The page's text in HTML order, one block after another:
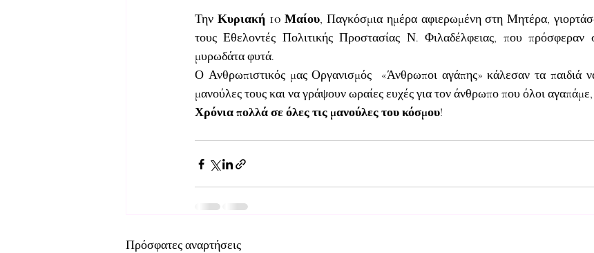
Την Κυριακή 10 Μαίου, Παγκόσμια ημέρα αφιερωμένη στη Μητέρα,
τους Εθελοντές Πολιτικής Προστασίας Ν. Φιλαδέλφειας, που πρόσφεραν
μυρωδάτα φυτά.
Ο Ανθρωπιστικός μας Οργανισμός  «Άνθρωποι αγάπης» κάλεσαν τα παιδιά
μανούλες τους και να γράψουν ωραίες ευχές για τον άνθρωπο που όλοι
Χρόνια πολλά σε όλες τις μανούλες του κόσμου!
Πρόσφατες αναρτήσεις